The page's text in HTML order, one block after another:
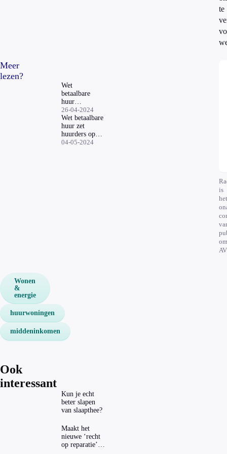
te
Meer
lezen?
Wet
betaalbare
huur
aangenomen:
dit betekent
het voor jou
26-04-2024
Wet betaalbare
huur zet
huurders op
straat: ‘Woon
04-05-2024
is
het
Wonen
&
energie
huurwoningen
middeninkomen
Ook
interessant
Kun je echt
beter slapen
van slaapthee?
Maakt het
nieuwe ‘recht
op reparatie’